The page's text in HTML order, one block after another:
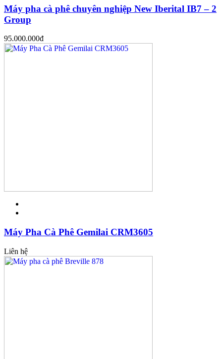
Máy pha cà phê chuyên nghiệp New Iberital IB7 – 2
Group
95.000.000đ
Máy Pha Cà Phê Gemilai CRM3605
Liên hệ